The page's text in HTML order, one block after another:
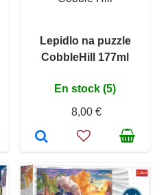
Lepidlo na puzzle
CobbleHill 177ml
En stock (5)
8,00 €